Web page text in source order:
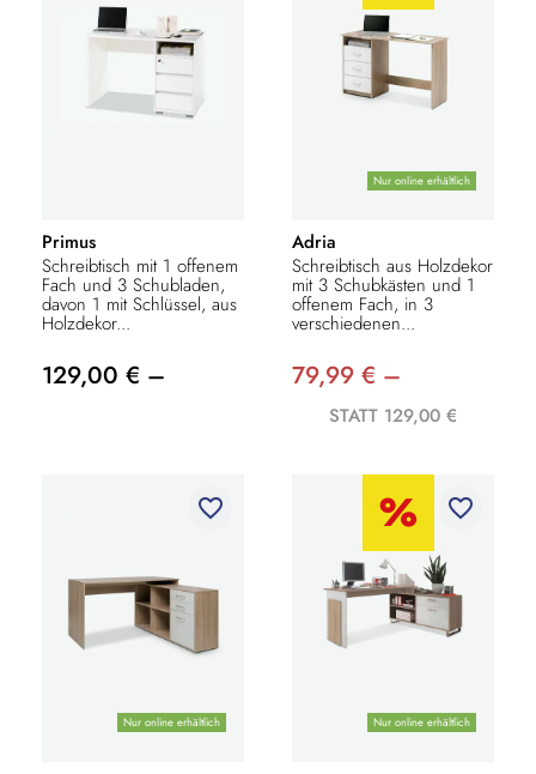
Primus
Schreibtisch mit 1 offenem
Fach und 3 Schubladen,
davon 1 mit Schlüssel, aus
Holzdekor...
129,00 € –
Nur online erhältlich
Adria
Schreibtisch aus Holzdekor
mit 3 Schubkästen und 1
offenem Fach, in 3
verschiedenen...
79,99 € –
STATT 129,00 €
Nur online erhältlich
favorite_border
Nur online erhältlich
favorite_border